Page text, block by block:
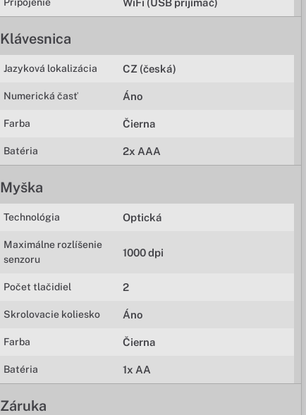
WiFi (USB prijímač)
Klávesnica
Jazyková lokalizácia CZ (česká)
Numerická časť Áno
Farba Čierna
Batéria 2x AAA
Myška
Technológia Optická
Maximálne rozlíšenie
senzoru
1000 dpi
Počet tlačidiel 2
Skrolovacie koliesko Áno
Farba Čierna
Batéria 1x AA
Záruka